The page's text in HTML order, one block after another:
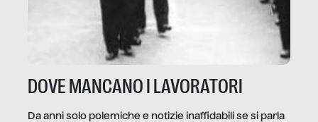
DOVE MANCANO I LAVORATORI
Da anni solo polemiche e notizie inaffidabili se si parla